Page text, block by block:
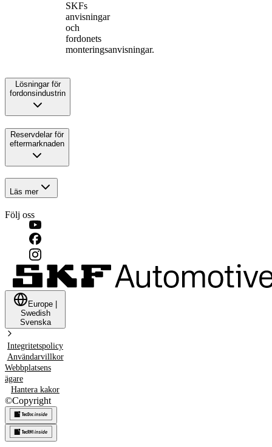
SKFs
anvisningar
och
fordonets
monteringsanvisningar.
Lösningar för
fordonsindustrin
Reservdelar för
eftermarknaden
Läs mer
Följ oss
Europe
Swedish
Svenska
Integritetspolicy
Användarvillkor
Webbplatsens
ägare
Hantera kakor
©Copyright